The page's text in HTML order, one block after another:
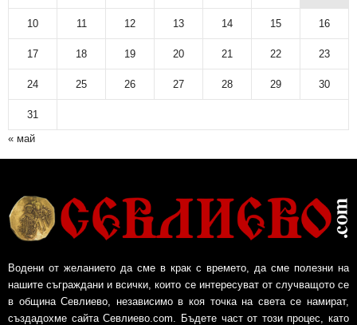
10 11 12 13 14 15 16
17 18 19 20 21 22 23
24 25 26 27 28 29 30
31
« май
Водени от желанието да сме в крак с времето, да сме полезни на
нашите съграждани и всички, които се интересуват от случващото се
в община Севлиево, независимо в коя точка на света се намират,
създадохме сайта Севлиево.com. Бъдете част от този процес, като